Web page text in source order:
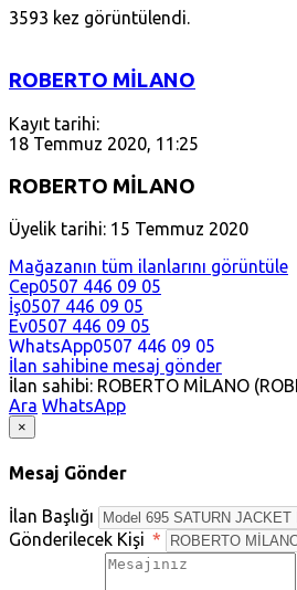
3593 kez görüntülendi.
ROBERTO MİLANO
Kayıt tarihi:
18 Temmuz 2020, 11:25
ROBERTO MİLANO
Üyelik tarihi: 15 Temmuz 2020
Mağazanın tüm ilanlarını görüntüle
Cep0507 446 09 05
İş0507 446 09 05
Ev0507 446 09 05
WhatsApp0507 446 09 05
İlan sahibine mesaj gönder
İlan sahibi: ROBERTO MİLANO
Ara WhatsApp
×
Mesaj Gönder
İlan Başlığı
Gönderilecek Kişi *